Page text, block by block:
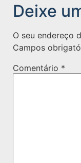
Deixe
O seu endereço
Campos
Comentário *